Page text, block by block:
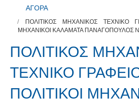
ΑΓΟΡΑ
ΠΟΛΙΤΙΚΟΣ ΜΗΧΑΝΙΚΟΣ ΤΕΧΝΙΚΟ
ΜΗΧΑΝΙΚΟΙ ΚΑΛΑΜΑΤΑ ΠΑΝΑΓΟΠΟΥΛΟΣ
ΠΟΛΙΤΙΚΟΣ
ΤΕΧΝΙΚΟ
ΠΟΛΙΤΙΚΟΙ